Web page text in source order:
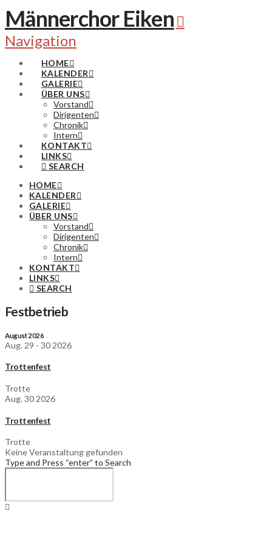
Männerchor Eiken
Navigation
HOME
KALENDER
GALERIE
ÜBER UNS
Vorstand
Dirigenten
Chronik
Intern
KONTAKT
LINKS
SEARCH
HOME
KALENDER
GALERIE
ÜBER UNS
Vorstand
Dirigenten
Chronik
Intern
KONTAKT
LINKS
SEARCH
Festbetrieb
August 2026
Aug. 29 - 30 2026
Trottenfest
Trotte
Aug. 30 2026
Trottenfest
Trotte
Keine Veranstaltung gefunden
Type and Press “enter” to Search